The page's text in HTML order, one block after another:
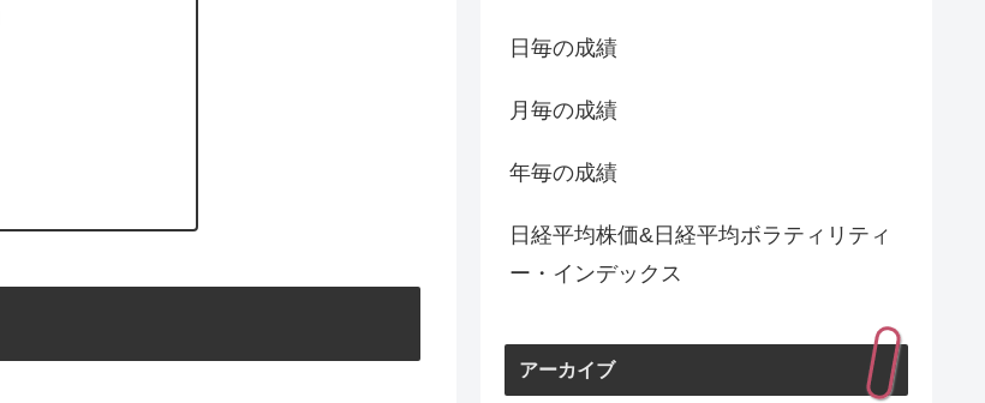
日毎の成績
月毎の成績
年毎の成績
日経平均株価&日経平均ボラティリティ
ー・インデックス
アーカイブ